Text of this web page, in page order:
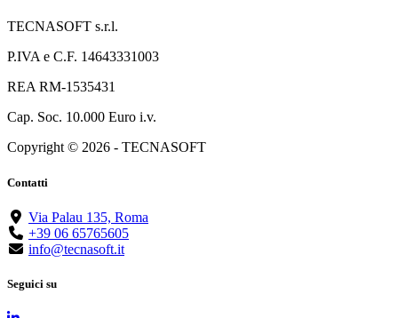
TECNASOFT s.r.l.
P.IVA e C.F. 14643331003
REA RM-1535431
Cap. Soc. 10.000 Euro i.v.
Copyright © 2026 - TECNASOFT
Contatti
Via Palau 135, Roma
+39 06 65765605
info@tecnasoft.it
Seguici su